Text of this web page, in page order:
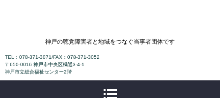
NPO法人神戸ろうあ協会
神戸の聴覚障害者と地域をつなぐ当事者団体です
TEL：078-371-3071/FAX：078-371-3052
〒650-0016 神戸市中央区橘通3-4-1
神戸市立総合福祉センター2階